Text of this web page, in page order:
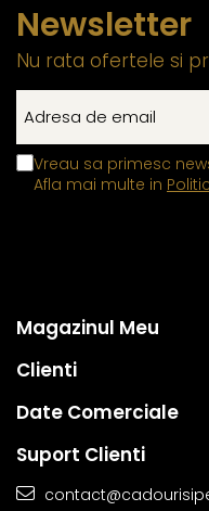
Newsletter
Nu rata ofertele si
Vreau sa primesc
Afla mai multe in
Magazinul Meu
Clienti
Date Comerciale
Suport Clienti